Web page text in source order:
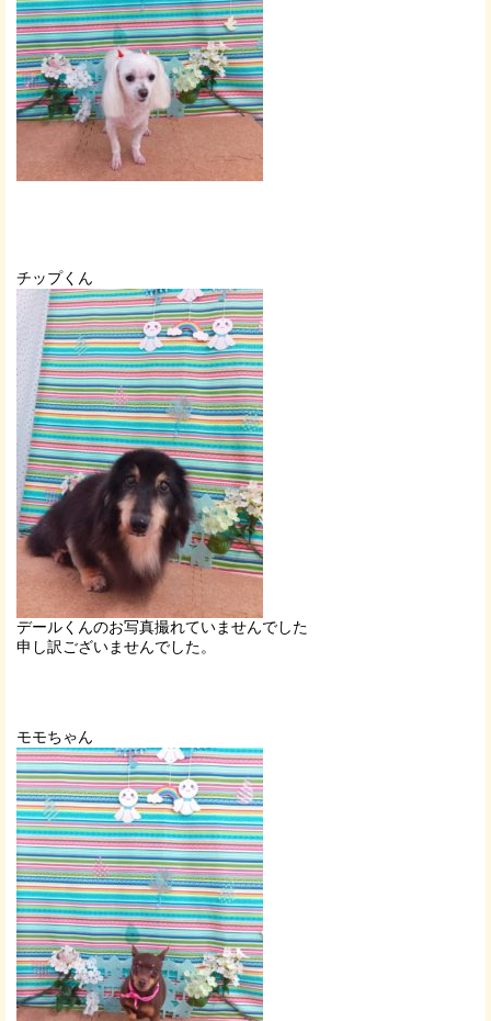
チップくん
デールくんのお写真撮れていませんでした
申し訳ございませんでした。
モモちゃん